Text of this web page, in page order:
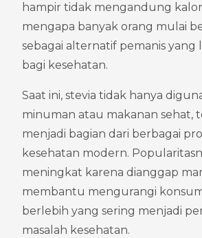
hampir tidak mengandung
mengapa banyak orang mulai
sebagai alternatif pemanis yang
bagi kesehatan.
Saat ini, stevia tidak hanya
minuman atau makanan sehat,
menjadi bagian dari berbagai
kesehatan modern.
meningkat karena dianggap
membantu mengurangi
berlebih yang sering menjadi
masalah kesehatan.